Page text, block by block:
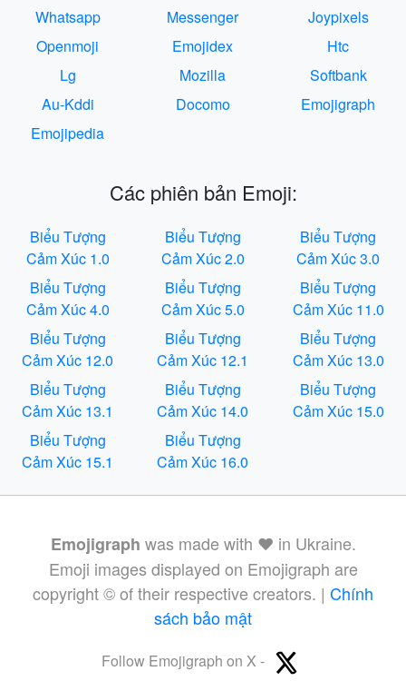
Whatsapp
Messenger
Joypixels
Openmoji
Emojidex
Htc
Lg
Mozilla
Softbank
Au-Kddi
Docomo
Emojigraph
Emojipedia
Các phiên bản Emoji:
Biểu Tượng
Cảm Xúc 1.0
Biểu Tượng
Cảm Xúc 2.0
Biểu Tượng
Cảm Xúc 3.0
Biểu Tượng
Cảm Xúc 4.0
Biểu Tượng
Cảm Xúc 5.0
Biểu Tượng
Cảm Xúc 11.0
Biểu Tượng
Cảm Xúc 12.0
Biểu Tượng
Cảm Xúc 12.1
Biểu Tượng
Cảm Xúc 13.0
Biểu Tượng
Cảm Xúc 13.1
Biểu Tượng
Cảm Xúc 14.0
Biểu Tượng
Cảm Xúc 15.0
Biểu Tượng
Cảm Xúc 15.1
Biểu Tượng
Cảm Xúc 16.0
Emojigraph was made with ❤️ in Ukraine.
Emoji images displayed on Emojigraph are
copyright © of their respective creators. | Chính
sách bảo mật
Follow Emojigraph on X -